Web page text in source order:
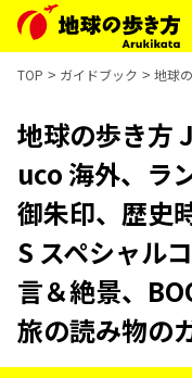
TOP ガイドブック 地球
地球の歩き方
uco 海外、ラ
御朱印、歴史
S スペシャル
言＆絶景、
旅の読み物の